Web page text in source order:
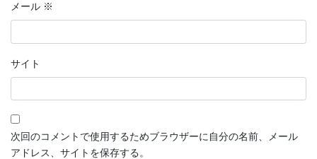
メール ※
サイト
次回のコメントで使用するためブラウザーに自分の名前、メール
アドレス、サイトを保存する。